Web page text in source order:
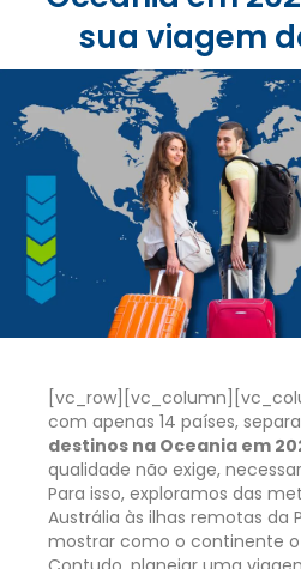
sua viagem
com apenas 14 países,
destinos na Oceania em
qualidade não exige,
Para isso, exploramos das
Austrália às ilhas remotas da
mostrar como o continente